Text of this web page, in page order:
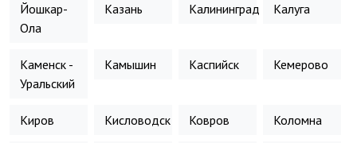
Йошкар-
Ола
Казань Калининград Калуга
Каменск -
Уральский
Камышин Каспийск Кемерово
Киров Кисловодск Ковров Коломна